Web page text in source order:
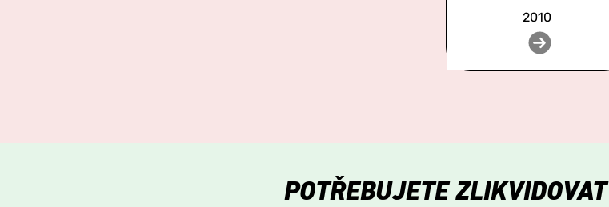
2010
POTŘEBUJETE ZLIKVIDOVAT